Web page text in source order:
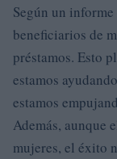
Según un informe
beneficiarios de
préstamos. Esto
estamos
estamos
Además, aunque
mujeres, el éxito